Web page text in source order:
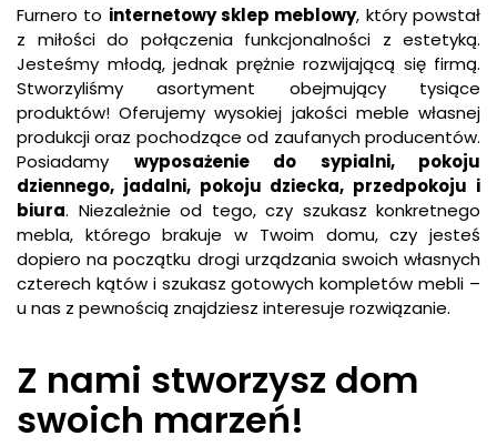
Furnero to internetowy sklep meblowy, który powstał
z miłości do połączenia funkcjonalności z estetyką.
Jesteśmy młodą, jednak prężnie rozwijającą się firmą.
Stworzyliśmy asortyment obejmujący tysiące
produktów! Oferujemy wysokiej jakości meble własnej
produkcji oraz pochodzące od zaufanych producentów.
Posiadamy wyposażenie do sypialni, pokoju
dziennego, jadalni, pokoju dziecka, przedpokoju i
biura. Niezależnie od tego, czy szukasz konkretnego
mebla, którego brakuje w Twoim domu, czy jesteś
dopiero na początku drogi urządzania swoich własnych
czterech kątów i szukasz gotowych kompletów mebli –
u nas z pewnością znajdziesz interesuje rozwiązanie.
Z nami stworzysz dom
swoich marzeń!